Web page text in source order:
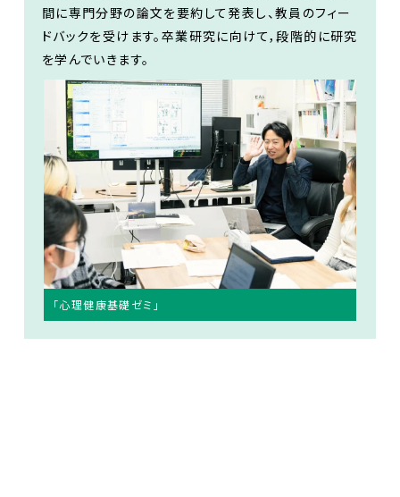
間に専門分野の論文を要約して発表し、教員のフィー
ドバックを受けます。卒業研究に向けて，段階的に研究
を学んでいきます。
「心理健康基礎ゼミ」